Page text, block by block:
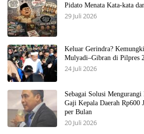
Pidato Menata Kata-kata
29 Juli 2026
Keluar Gerindra?
Mulyadi–Gibran di Pilpres
24 Juli 2026
Sebagai Solusi Mengurangi
Gaji Kepala Daerah Rp600
per Bulan
20 Juli 2026